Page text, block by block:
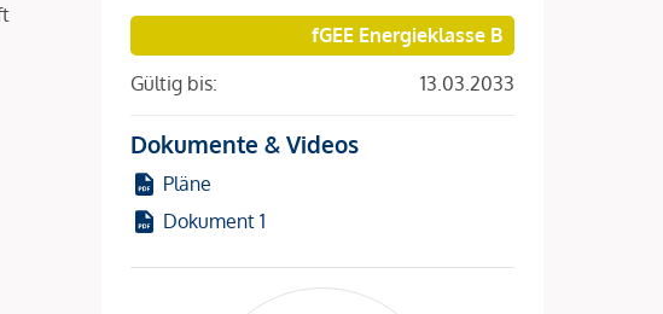
fGEE Energieklasse B
Gültig bis:
13.03.2033
Dokumente & Videos
Pläne
Dokument 1